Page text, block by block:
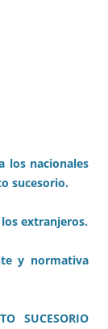
los nacionales
sucesorio.
extranjeros.
y normativa
SUCESORIO